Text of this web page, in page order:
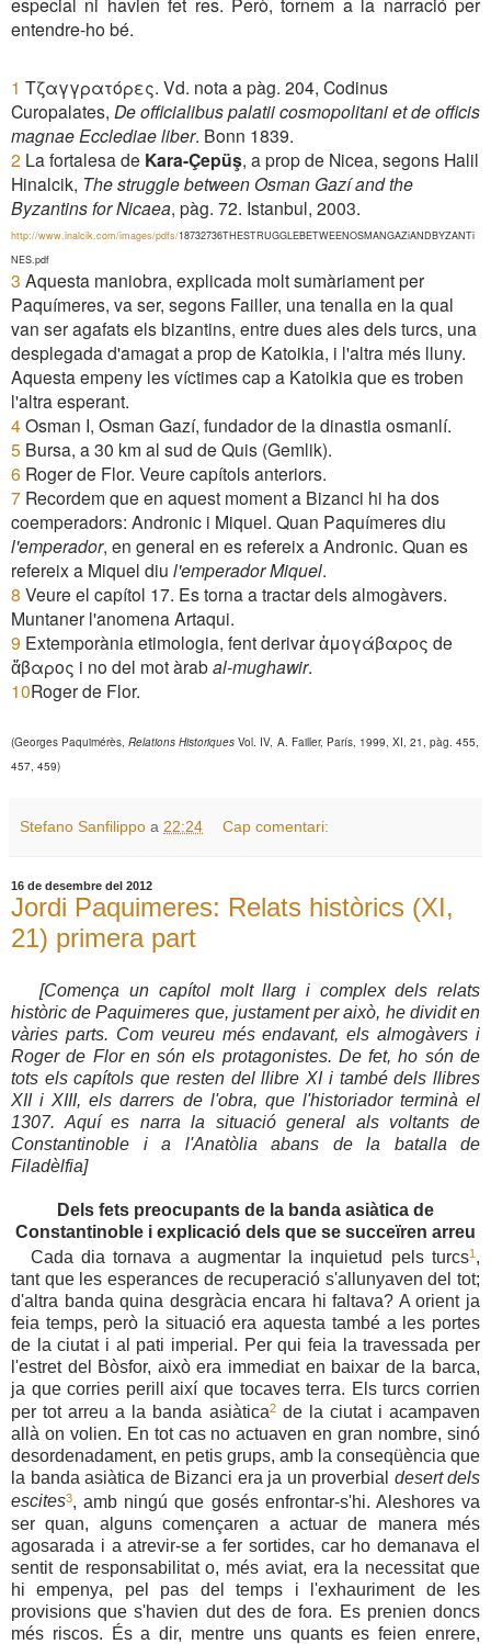
entendre-ho bé.
1 Τζαγγρατόρες. Vd. nota a pàg. 204, Codinus
Curopalates, De officialibus palatii cosmopolitani et de officis
magnae Ecclediae liber. Bonn 1839.
2 La fortalesa de Kara-Çepüş, a prop de Nicea, segons Halil
Hinalcik, The struggle between Osman Gazí and the
Byzantins for Nicaea, pàg. 72. Istanbul, 2003.
http://www.inalcik.com/images/pdfs/18732736THESTRUGGLEBETWEENOSMANGAZiANDBYZANTi
NES.pdf
3 Aquesta maniobra, explicada molt sumàriament per
Paquímeres, va ser, segons Failler, una tenalla en la qual
van ser agafats els bizantins, entre dues ales dels turcs, una
desplegada d'amagat a prop de Katoikia, i l'altra més lluny.
Aquesta empeny les víctimes cap a Katoikia que es troben
l'altra esperant.
4Osman I, Osman Gazí, fundador de la dinastia osmanlí.
5 Bursa, a 30 km al sud de Quis (Gemlik).
6 Roger de Flor. Veure capítols anteriors.
7 Recordem que en aquest moment a Bizanci hi ha dos
coemperadors: Andronic i Miquel. Quan Paquímeres diu
l'emperador, en general en es refereix a Andronic. Quan es
refereix a Miquel diu l'emperador Miquel.
8 Veure el capítol 17. Es torna a tractar dels almogàvers.
Muntaner l'anomena Artaqui.
9 Extemporània etimologia, fent derivarἀμογάβαρος de
ἄβαρος i no del mot àrabal-mughawir.
10Roger de Flor.
(Georges Paquimérès, Relations Historiques Vol. IV, A. Failler, París, 1999, XI, 21, pàg. 455,
457, 459)
Stefano Sanfilippo a 22:24 Cap comentari:
16 de desembre del 2012
Jordi Paquimeres: Relats històrics (XI,
21) primera part
[Comença un capítol molt llarg i complex dels relats
històric de Paquimeres que, justament per això, he dividit en
vàries parts. Com veureu més endavant, els almogàvers i
Roger de Flor en són els protagonistes. De fet,ho són de
tots elscapítols que resten del llibre XIi també dels llibres
XII i XIII, els darrers de l'obra, que l'historiadorterminà el
1307. Aquí es narra la situació general als voltants de
Constantinoble i a l'Anatòlia abans de la batalla de
Filadèlfia]
Dels fets preocupants de la banda asiàtica de
Constantinoble i explicació dels que se succeïren arreu
Cada dia tornava a augmentar la inquietud pels turcs1 ,
tant que les esperances de recuperació s'allunyaven del tot;
d'altra banda quina desgràcia encara hi faltava? A orient ja
feia temps, però la situació era aquesta també a les portes
de la ciutat i al pati imperial. Per qui feia la travessada per
l'estret del Bòsfor, això era immediat en baixar de la barca,
ja que corries perill així que tocaves terra. Els turcs corrien
per tot arreu a la banda asiàtica2de la ciutat i acampaven
allà on volien. En tot cas no actuaven en gran nombre, sinó
desordenadament, en petis grups, amb la conseqüència que
la banda asiàtica de Bizanci era ja un proverbial desert dels
escites3, amb ningú que gosés enfrontar-s'hi. Aleshores va
ser quan, alguns començaren a actuar de manera més
agosarada i a atrevir-se a fer sortides, car ho demanava el
sentit de responsabilitat o, més aviat, era la necessitat que
hi empenya, pel pas del temps i l'exhauriment de les
provisions que s'havien dut des de fora. Es prenien doncs
més riscos. És a dir, mentre uns quants es feien enrere,